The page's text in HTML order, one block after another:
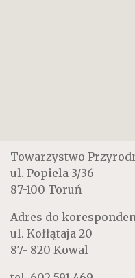
Towarzystwo
ul. Popiela 3/36
87-100 Toruń
Adres do
ul. Kołłątaja 20
87- 820 Kowal